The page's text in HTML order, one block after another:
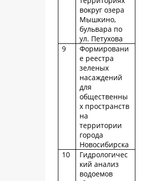
вокруг озера
Мышкино,
бульвара по
ул. Петухова
9
Формировани
е реестра
зеленых
насаждений
для
общественны
х пространств
на
территории
города
Новосибирска
10
Гидрологичес
кий анализ
водоемов